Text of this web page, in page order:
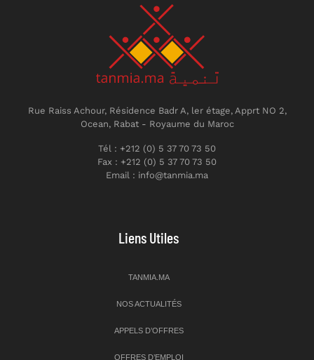
Rue Raiss Achour, Résidence Badr A, ler étage, Apprt NO 2,
Ocean, Rabat - Royaume du Maroc
Tél : +212 (0) 5 37 70 73 50
Fax : +212 (0) 5 37 70 73 50
Email : info@tanmia.ma
Liens Utiles
TANMIA.MA
NOS ACTUALITÉS
APPELS D’OFFRES
OFFRES D’EMPLOI